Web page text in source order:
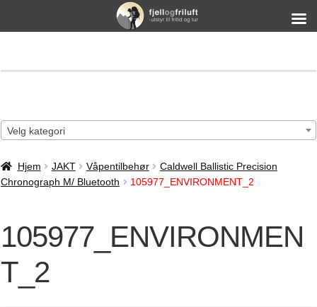
Velg kategori
Hjem JAKT Våpentilbehør
Caldwell Ballistic Precision
Chronograph M/ Bluetooth
105977_ENVIRONMENT_2
105977_ENVIRONMEN
T_2